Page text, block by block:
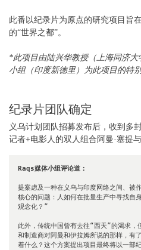
此番以纪录片为原点的研究项目旨
的“世界之都”。
*此项目由陆兴华教授（上海同济
小组（印度新德里）为此项目的特
纪录片团队确定
义乌计划团队招募发布后，收到多
记者+电影人的双人组合阿曼·塞提
Raqs媒体小组评论道：
提案虑及一种在义乌与印度网络之间、被
核心的问题：人如何在批量生产中寻找自
观念化？”
此外，传统中国曾有去往“西天”的渴求
和制造商对阿曼和伊拉姆所说的那样，有
着什么？这个方案提出项目最终将以一部